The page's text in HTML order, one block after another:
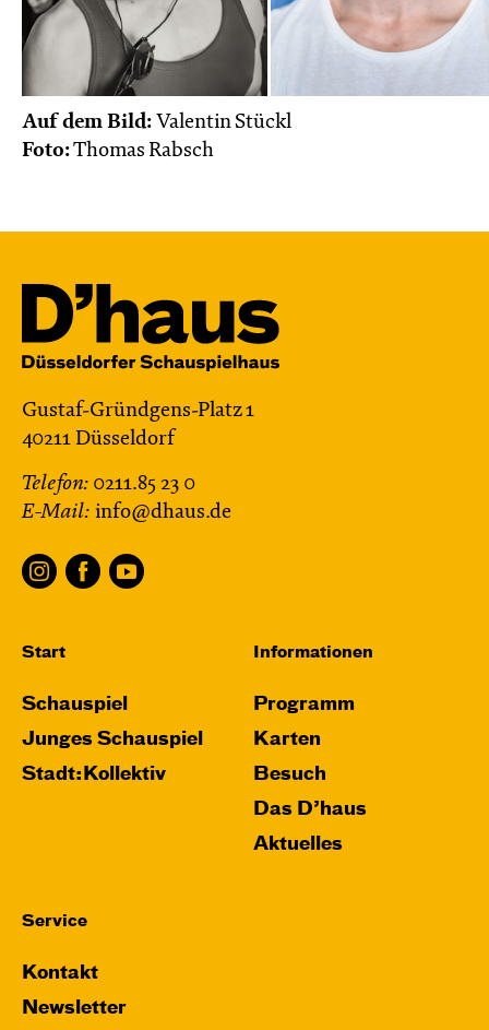
Auf dem Bild: Valentin Stückl
Foto:Thomas Rabsch
Gustaf-Gründgens-Platz 1
40211 Düsseldorf
Telefon: 0211.85 23 0
E-Mail: info@dhaus.de
Start
Schauspiel
Junges Schauspiel
Stadt:Kollektiv
Informationen
Programm
Karten
Besuch
Das D’haus
Aktuelles
Service
Kontakt
Newsletter